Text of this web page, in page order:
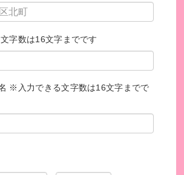
字数は16文字までです
※入力できる文字数は16文字までで